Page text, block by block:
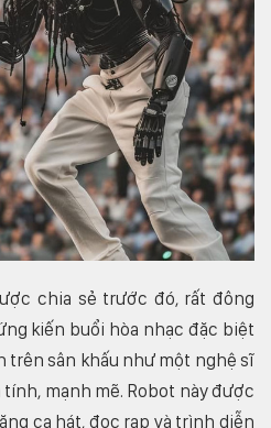
chia sẻ trước đó, rất đông
kiến buổi hòa nhạc đặc biệt
trên sân khấu như một nghệ sĩ
mạnh mẽ. Robot này được
ca hát, đọc rap và trình diễn